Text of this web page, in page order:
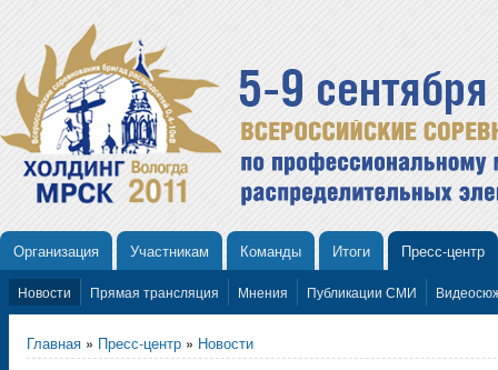
Организация Участникам Команды Итоги Пресс-центр
Новости Прямая трансляция Мнения Публикации СМИ
Главная » Пресс-центр » Новости